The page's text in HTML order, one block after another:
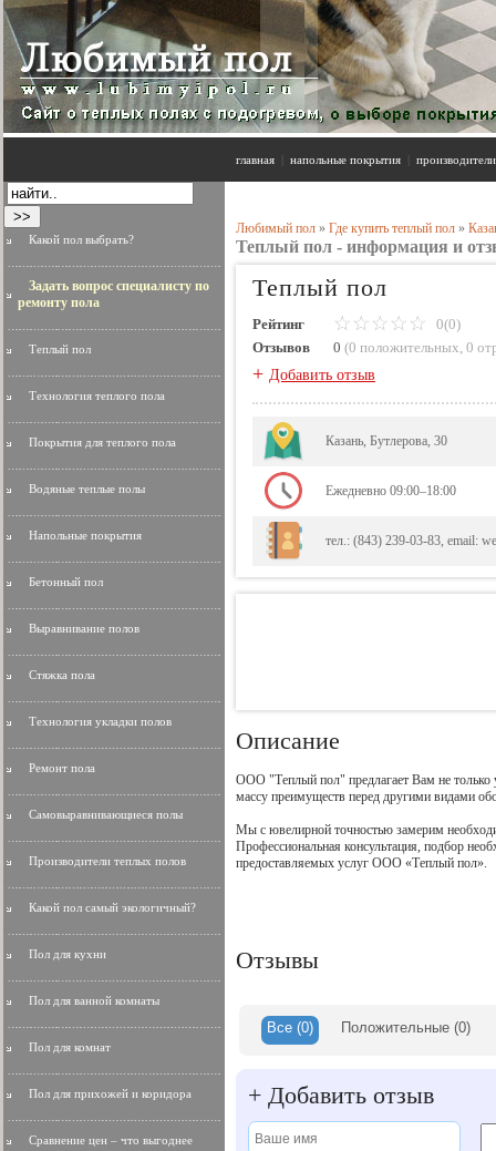
главная напольные покрытия
Какой пол выбрать?
Задать вопрос специалисту по
ремонту пола
Теплый пол
Технология теплого пола
Покрытия для теплого пола
Водяные теплые полы
Напольные покрытия
Бетонный пол
Выравнивание полов
Стяжка пола
Технология укладки полов
Ремонт пола
Самовыравнивающиеся полы
Производители теплых полов
Какой пол самый экологичный?
Пол для кухни
Пол для ванной комнаты
Пол для комнат
Пол для прихожей и коридора
Сравнение цен – что выгоднее
Любимый пол » Где купить теплый пол »
Теплый пол - информация и
Теплый пол
Рейтинг
0(0)
Отзывов
0 (0 положительных, 0
+ Добавить отзыв
Казань, Бутлерова, 30
Ежедневно 09:00–18:00
тел.: (843) 239-03-83, email:
Описание
ООО "Теплый пол" предлагает Вам не
массу преимуществ перед другими видами
Мы с ювелирной точностью замерим
Профессиональная консультация, подбор
предоставляемых услуг ООО «Теплый пол».
Отзывы
Все (0) Положительные(0)
+ Добавить отзыв